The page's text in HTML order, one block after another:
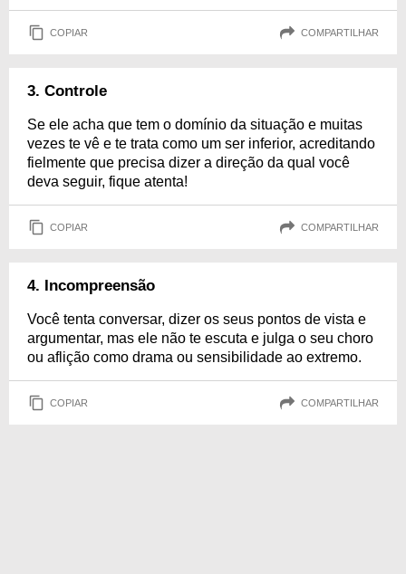
COPIAR COMPARTILHAR
3. Controle
Se ele acha que tem o domínio da situação e muitas
vezes te vê e te trata como um ser inferior, acreditando
fielmente que precisa dizer a direção da qual você
deva seguir, fique atenta!
COPIAR COMPARTILHAR
4. Incompreensão
Você tenta conversar, dizer os seus pontos de vista e
argumentar, mas ele não te escuta e julga o seu choro
ou aflição como drama ou sensibilidade ao extremo.
COPIAR COMPARTILHAR